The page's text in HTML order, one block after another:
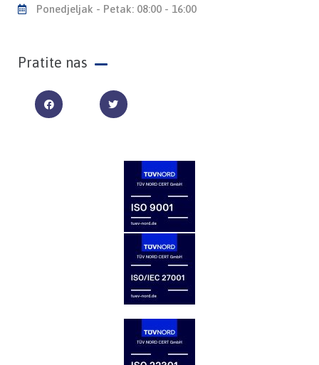
Ponedjeljak - Petak: 08:00 - 16:00
Pratite nas